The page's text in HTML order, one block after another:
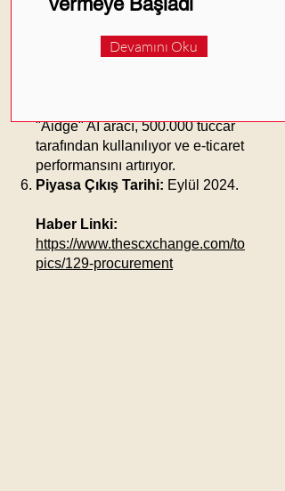
arama yöntemlerinin
Doğru Eşleşme:Alıcı ve
"Aidge" AI aracı, 500.000 tüccar
tarafından kullanılıyor ve e-ticaret
performansını artırıyor.
Piyasa Çıkış Tarihi: Eylül 2024.
Haber Linki:
https://www.thescxchange.com/to
pics/129-procurement
Devamını Oku